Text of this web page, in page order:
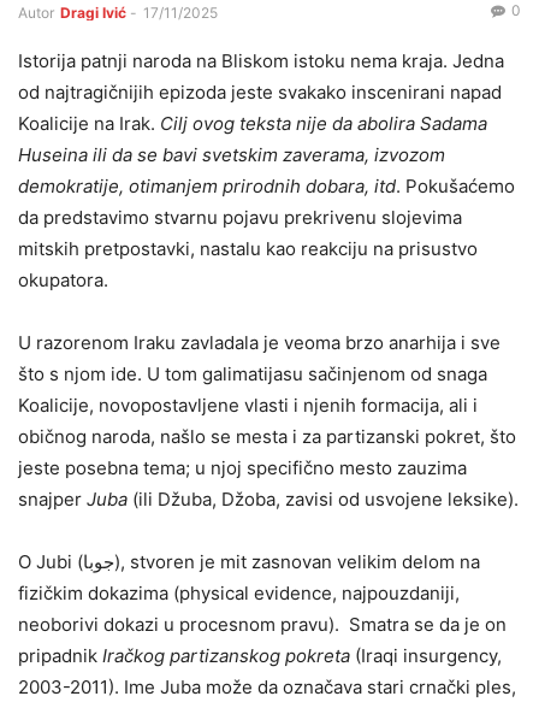
Autor Dragi Ivić - 17/11/2025 0
Istorija patnji naroda na Bliskom istoku nema kraja. Jedna
od najtragičnijih epizoda jeste svakako inscenirani napad
Koalicije na Irak. Cilj ovog teksta nije da abolira Sadama
Huseina ili da se bavi svetskim zaverama, izvozom
demokratije, otimanjem prirodnih dobara, itd. Pokušaćemo
da predstavimo stvarnu pojavu prekrivenu slojevima
mitskih pretpostavki, nastalu kao reakciju na prisustvo
okupatora.
U razorenom Iraku zavladala je veoma brzo anarhija i sve
što s njom ide. U tom galimatijasu sačinjenom od snaga
Koalicije, novopostavljene vlasti i njenih formacija, ali i
običnog naroda, našlo se mesta i za partizanski pokret, što
jeste posebna tema; u njoj specifično mesto zauzima
snajper Juba (ili Džuba, Džoba, zavisi od usvojene leksike).
O Jubi (جوبا‎), stvoren je mit zasnovan velikim delom na
fizičkim dokazima (physical evidence, najpouzdaniji,
neoborivi dokazi u procesnom pravu). Smatra se da je on
pripadnik Iračkog partizanskog pokreta (Iraqi insurgency,
2003-2011). Ime Juba može da označava stari crnački ples,